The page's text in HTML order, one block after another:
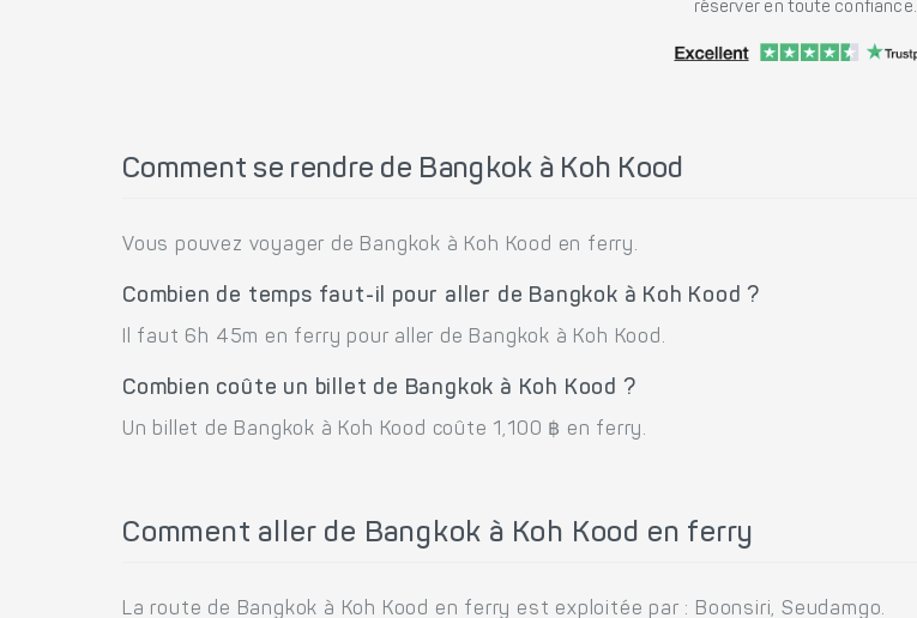
réserver en toute confiance.
Comment se rendre de Bangkok à Koh Kood
Vous pouvez voyager de Bangkok à Koh Kood en ferry.
Combien de temps faut-il pour aller de Bangkok à Koh Kood ?
Il faut 6h 45m en ferry pour aller de Bangkok à Koh Kood.
Combien coûte un billet de Bangkok à Koh Kood ?
Un billet de Bangkok à Koh Kood coûte 1,100 ฿ en ferry.
Comment aller de Bangkok à Koh Kood en ferry
La route de Bangkok à Koh Kood en ferry est exploitée par : Boonsiri, Seudamgo.